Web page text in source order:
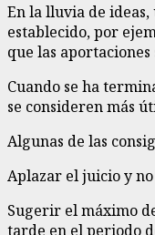
En la lluvia de
establecido, por
que las
Cuando se ha
se consideren más
Algunas de las
Aplazar el juicio y
Sugerir el máximo
tarde en el periodo